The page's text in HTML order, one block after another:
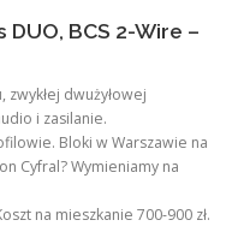
DUO, BCS 2-Wire –
dwużyłowej
i zasilanie.
Bloki w Warszawie na
Cyfral? Wymieniamy na
na mieszkanie 700-900 zł.